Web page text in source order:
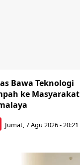
Bawa Teknologi
ke Masyarakat
Jumat, 7 Agu 2026 - 20:21